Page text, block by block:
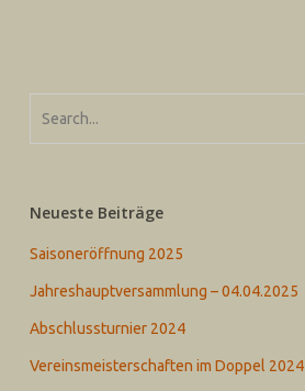
Neueste Beiträge
Saisoneröffnung 2025
Jahreshauptversammlung – 04.04.2025
Abschlussturnier 2024
Vereinsmeisterschaften im Doppel 2024